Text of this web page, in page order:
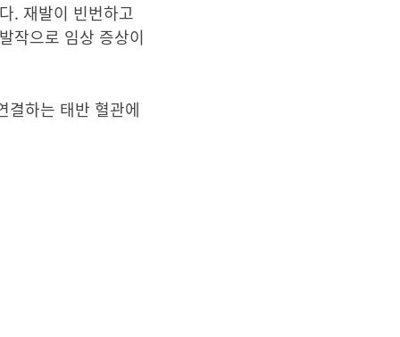
. 재발이 빈번하고
작으로 임상 증상이
결하는 태반 혈관에